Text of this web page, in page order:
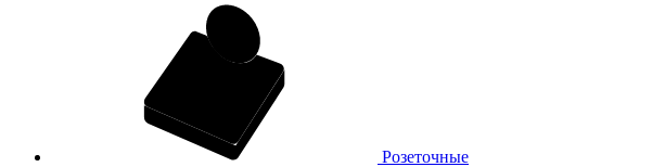
Розеточные